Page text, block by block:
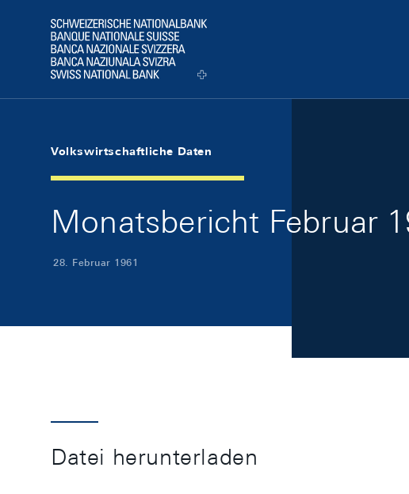
Logo
Volkswirtschaftliche Daten
Monatsbericht Februar
28. Februar 1961
Datei herunterladen